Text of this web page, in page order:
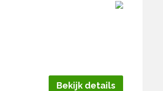
Bekijk details